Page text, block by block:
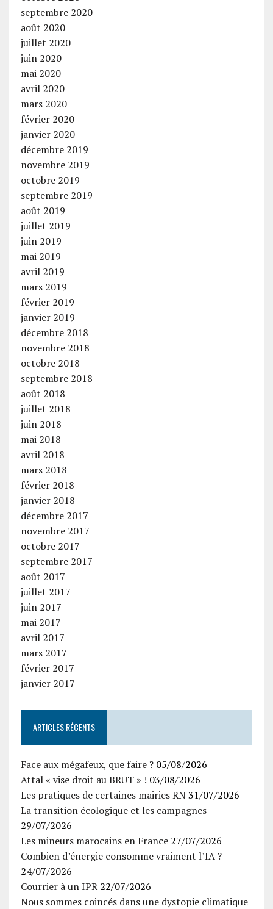
septembre 2020
août 2020
juillet 2020
juin 2020
mai 2020
avril 2020
mars 2020
février 2020
janvier 2020
décembre 2019
novembre 2019
octobre 2019
septembre 2019
août 2019
juillet 2019
juin 2019
mai 2019
avril 2019
mars 2019
février 2019
janvier 2019
décembre 2018
novembre 2018
octobre 2018
septembre 2018
août 2018
juillet 2018
juin 2018
mai 2018
avril 2018
mars 2018
février 2018
janvier 2018
décembre 2017
novembre 2017
octobre 2017
septembre 2017
août 2017
juillet 2017
juin 2017
mai 2017
avril 2017
mars 2017
février 2017
janvier 2017
ARTICLES RÉCENTS
Face aux mégafeux, que faire ? 05/08/2026
Attal « vise droit au BRUT » ! 03/08/2026
Les pratiques de certaines mairies RN 31/07/2026
La transition écologique et les campagnes
29/07/2026
Les mineurs marocains en France 27/07/2026
Combien d’énergie consomme vraiment l’IA ?
24/07/2026
Courrier à un IPR 22/07/2026
Nous sommes coincés dans une dystopie climatique